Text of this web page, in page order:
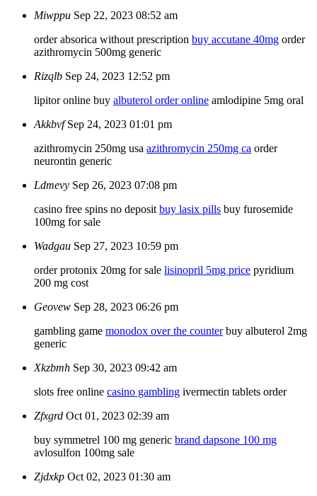
Miwppu Sep 22, 2023 08:52 am
order absorica without prescription buy accutane 40mg order
azithromycin 500mg generic
Rizqlb Sep 24, 2023 12:52 pm
lipitor online buy albuterol order online amlodipine 5mg oral
Akkbvf Sep 24, 2023 01:01 pm
azithromycin 250mg usa azithromycin 250mg ca order
neurontin generic
Ldmevy Sep 26, 2023 07:08 pm
casino free spins no deposit buy lasix pills buy furosemide
100mg for sale
Wadgau Sep 27, 2023 10:59 pm
order protonix 20mg for sale lisinopril 5mg price pyridium
200 mg cost
Geovew Sep 28, 2023 06:26 pm
gambling game monodox over the counterbuy albuterol 2mg
generic
Xkzbmh Sep 30, 2023 09:42 am
slots free online casino gambling ivermectin tablets order
Zfxgrd Oct 01, 2023 02:39 am
buy symmetrel 100 mg generic brand dapsone 100 mg
avlosulfon 100mg sale
Zjdxkp Oct 02, 2023 01:30 am